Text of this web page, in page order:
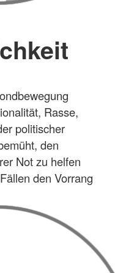
Rasse,
politischer
den
Not zu helfen
den Vorrang